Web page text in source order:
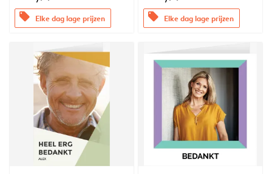
offers Elke dag lage prijzen offers Elke dag lage prijzen